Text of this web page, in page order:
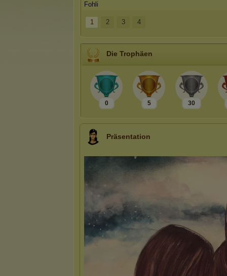
Fohli
1 2 3 4
Die Trophäen
0 5 30
Präsentation